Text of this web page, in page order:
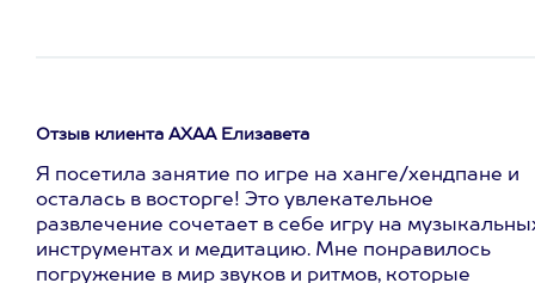
Отзыв клиента АХАА Елизавета
Я посетила занятие по игре на ханге/хендпане и
осталась в восторге! Это увлекательное
развлечение сочетает в себе игру на
инструментах и медитацию. Мне понравилось
погружение в мир звуков и ритмов, которые